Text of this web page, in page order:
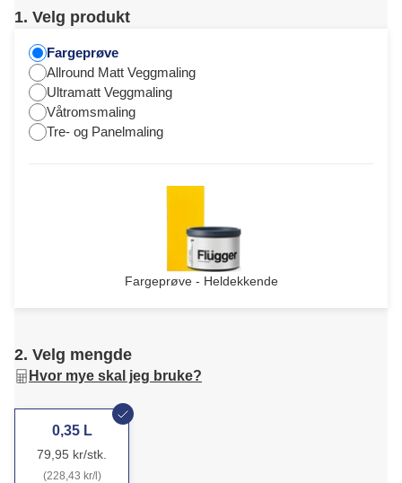
1. Velg produkt
Fargeprøve
Allround Matt Veggmaling
Ultramatt Veggmaling
Våtromsmaling
Tre- og Panelmaling
Fargeprøve - Heldekkende
2. Velg mengde
Hvor mye skal jeg bruke?
0,35 L
79,95 kr/stk.
(228,43 kr/l)